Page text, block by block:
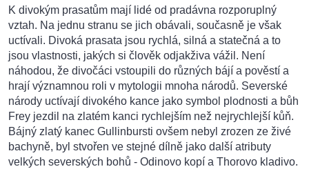
K divokým prasatům mají lidé od pradávna rozporuplný
vztah. Na jednu stranu se jich obávali, současně je však
uctívali. Divoká prasata jsou rychlá, silná a statečná a to
jsou vlastnosti, jakých si člověk odjakživa vážil. Není
náhodou, že divočáci vstoupili do různých bájí a pověstí a
hrají významnou roli v mytologii mnoha národů. Severské
národy uctívají divokého kance jako symbol plodnosti a bůh
Frey jezdil na zlatém kanci rychlejším než nejrychlejší kůň.
Bájný zlatý kanec Gullinbursti ovšem nebyl zrozen ze živé
bachyně, byl stvořen ve stejné dílně jako další atributy
velkých severských bohů - Odinovo kopí a Thorovo kladivo.